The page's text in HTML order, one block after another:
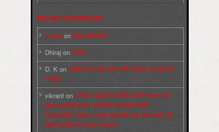
Recent Comments
sneha on बिगुल पुस्तिकाएँ
Dhiraj on सम्पर्क
D. K on कश्मीर के हालात और मोदी सरकार के दावों की
सच्चाई
vikrant onकर्नाटक चुनावों के नतीजे, मोदी सरकार की
बढ़ती अलोकप्रियता, फ़ासिस्टों की बढ़ती बेचैनी,
साम्प्रदायिक उन्माद व अन्धराष्ट्रवादी लहर पैदा करने की
बढ़ती साज़िशें और हमारे कार्यभार